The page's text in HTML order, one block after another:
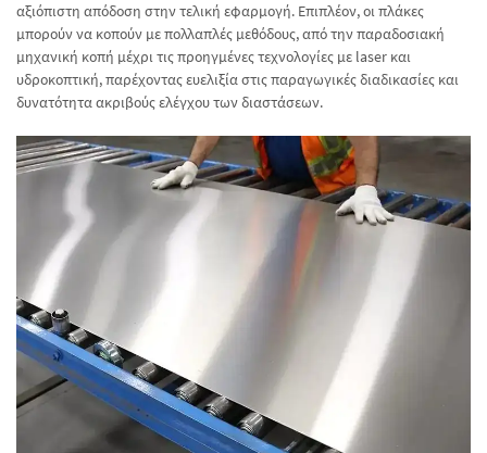
αξιόπιστη απόδοση στην τελική εφαρμογή. Επιπλέον, οι πλάκες
μπορούν να κοπούν με πολλαπλές μεθόδους, από την παραδοσιακή
μηχανική κοπή μέχρι τις προηγμένες τεχνολογίες με laser και
υδροκοπτική, παρέχοντας ευελιξία στις παραγωγικές διαδικασίες και
δυνατότητα ακριβούς ελέγχου των διαστάσεων.